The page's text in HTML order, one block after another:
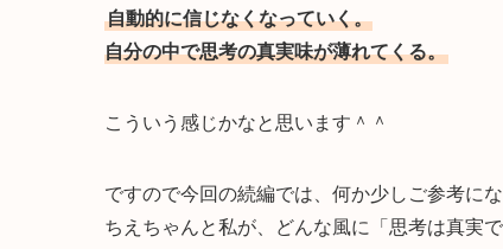
自動的に信じなくなっていく。
自分の中で思考の真実味が薄れてくる。
こういう感じかなと思います＾＾
ですので今回の続編では、何か少しご参考にな
ちえちゃんと私が、どんな風に「思考は真実